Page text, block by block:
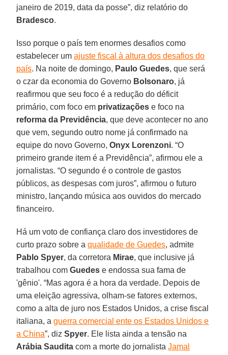
janeiro de 2019, data da posse”, diz relatório do
Bradesco.
Isso porque o país tem enormes desafios como
estabelecer umajuste fiscal à altura dos desafios do
país. Na noite de domingo, Paulo Guedes, que será
o czar da economia do Governo Bolsonaro, já
reafirmou que seu foco é a redução do déficit
primário, com foco em privatizações e foco na
reforma da Previdência, que deve acontecer no ano
que vem, segundo outro nome já confirmado na
equipe do novo Governo,Onyx Lorenzoni. “O
primeiro grande item é a Previdência”, afirmou ele a
jornalistas. “O segundo é o controle de gastos
públicos, as despesas com juros”, afirmou o futuro
ministro, lançando música aos ouvidos do mercado
financeiro.
Há um voto de confiança claro dos investidores de
curto prazo sobre aqualidade deGuedes, admite
Pablo Spyer, da corretora Mirae, que inclusive já
trabalhou comGuedes e endossa sua fama de
'gênio'. “Mas agora é a hora da verdade. Depois de
uma eleição agressiva, olham-se fatores externos,
como a alta de juro nos Estados Unidos, a crise fiscal
italiana, aguerra comercial ente os Estados Unidos e
a China”, dizSpyer. Ele lista ainda a tensão na
Arábia Saudita com a morte do jornalistaJamal